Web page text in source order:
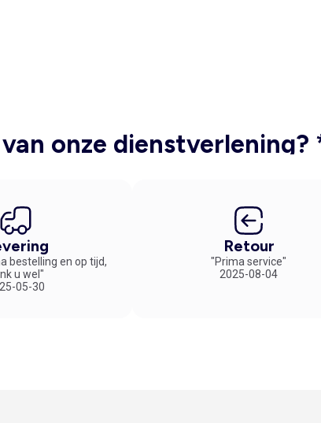
onze dienstverlening?
bestelling en op tijd,
u wel"
05-30
Retour
"Prima service"
2025-08-04